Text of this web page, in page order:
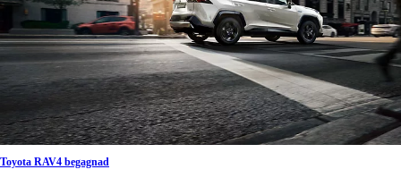
Toyota RAV4 begagnad